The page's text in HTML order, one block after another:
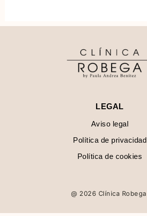
LEGAL
Aviso legal
Política de privacidad
Política de cookies
@ 2026 Clínica Robega